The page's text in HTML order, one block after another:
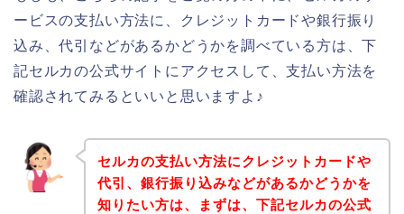
ービスの支払い方法に、クレジットカードや銀行振り
込み、代引などがあるかどうかを調べている方は、下
記セルカの公式サイトにアクセスして、支払い方法を
確認されてみるといいと思いますよ♪
セルカの支払い方法にクレジットカードや
代引、銀行振り込みなどがあるかどうかを
知りたい方は、まずは、下記セルカの公式